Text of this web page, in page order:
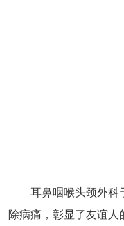
耳鼻咽喉头颈外科
除病痛，彰显了友谊人